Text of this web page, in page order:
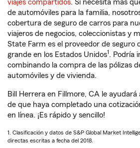
viajes compartidos. Si necesita más
de automóviles para la familia,
cobertura de seguro de carros para
viajeros de negocios, coleccionistas y
State Farm es el proveedor de seguro
grande en los Estados Unidos1. Podría
combinando la compra de las pólizas
automóviles y de vivienda.
Bill Herrera en Fillmore, CA le
de que haya completado una
en línea. ¡Es rápido y sencillo!
1. Clasificación y datos de S&P Global Market
directas escritas a fecha del 2018.